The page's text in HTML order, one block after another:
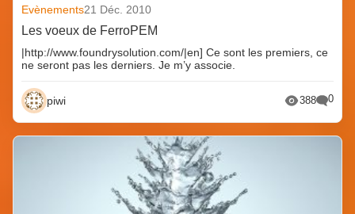
Evènements21 Déc. 2010
Les voeux de FerroPEM
|http://www.foundrysolution.com/|en] Ce sont les premiers, ce
ne seront pas les derniers. Je m’y associe.
piwi 388 0